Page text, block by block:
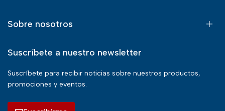
Sobre nosotros
Suscríbete a nuestro newsletter
Suscríbete para recibir noticias sobre nuestros productos,
promociones y eventos.